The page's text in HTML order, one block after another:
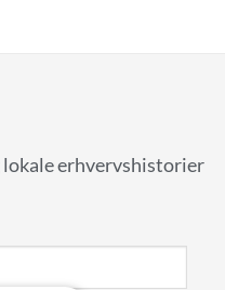
lokale erhvervshistorier